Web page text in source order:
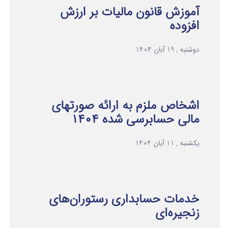
آموزش قانون مالیات بر ارزش
افزوده
دوشنبه , 19 آبان 1404
اشخاص ملزم به ارائه صورتهای
مالی حسابرسی شده ۱۴۰۴
یکشنبه , 11 آبان 1404
خدمات حسابداری رستوران‌های
زنجیره‌ای